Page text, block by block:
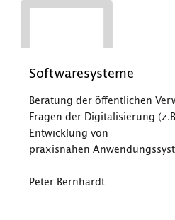
Softwaresysteme
Beratung der öffentlichen
Fragen der Digitalisierung
Entwicklung von
praxisnahen
Peter Bernhardt